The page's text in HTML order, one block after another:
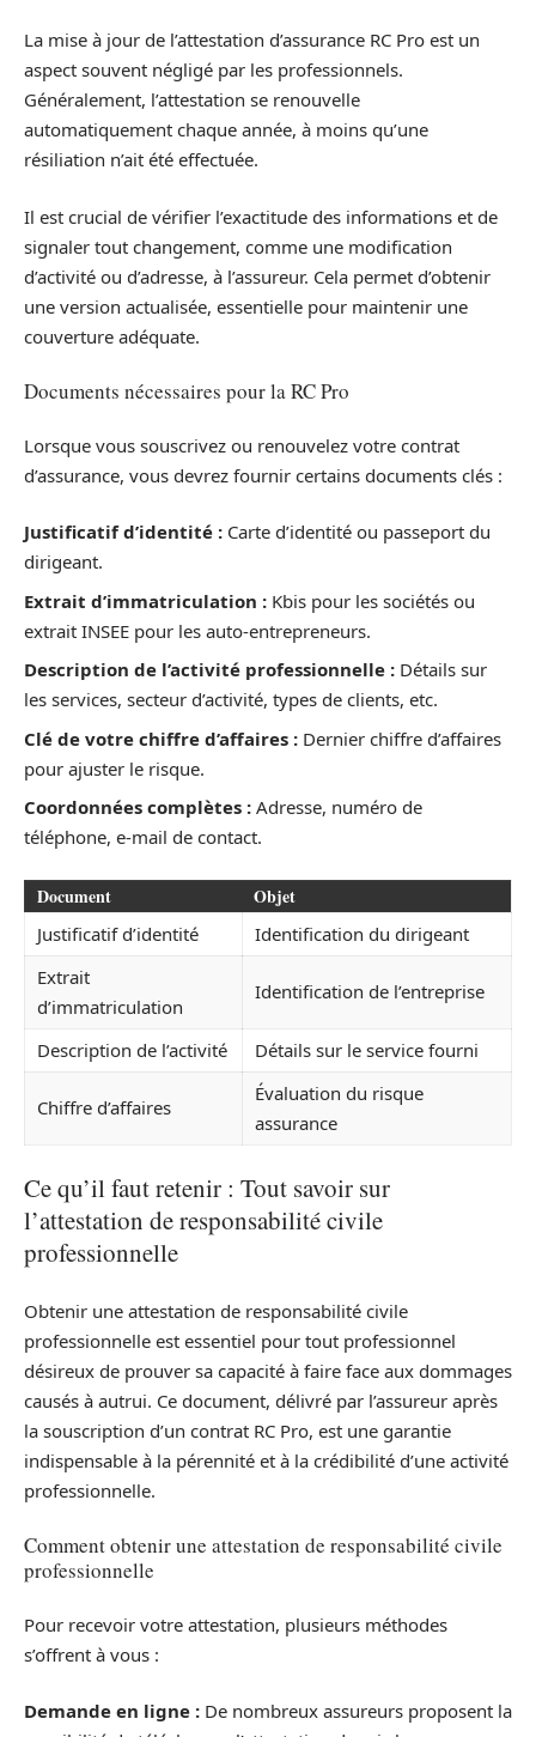
La mise à jour de l’attestation d’assurance RC Pro est un
aspect souvent négligé par les professionnels.
Généralement, l’attestation se renouvelle
automatiquement chaque année, à moins qu’une
résiliation n’ait été effectuée.
Il est crucial de vérifier l’exactitude des informations et de
signaler tout changement, comme une modification
d’activité ou d’adresse, à l’assureur. Cela permet d’obtenir
une version actualisée, essentielle pour maintenir une
couverture adéquate.
Documents nécessaires pour la RC Pro
Lorsque vous souscrivez ou renouvelez votre contrat
d’assurance, vous devrez fournir certains documents clés :
Justificatif d’identité : Carte d’identité ou passeport du
dirigeant.
Extrait d’immatriculation : Kbis pour les sociétés ou
extrait INSEE pour les auto-entrepreneurs.
Description de l’activité professionnelle : Détails sur
les services, secteur d’activité, types de clients, etc.
Clé de votre chiffre d’affaires : Dernier chiffre d’affaires
pour ajuster le risque.
Coordonnées complètes : Adresse, numéro de
téléphone, e-mail de contact.
Document Objet
Justificatif d’identité
Identification du dirigeant
Extrait
d’immatriculation
Identification de l’entreprise
Description de l’activité Détails sur le service fourni
Chiffre d’affaires
Évaluation du risque
assurance
Ce qu’il faut retenir : Tout savoir sur
l’attestation de responsabilité civile
professionnelle
Obtenir une attestation de responsabilité civile
professionnelle est essentiel pour tout professionnel
désireux de prouver sa capacité à faire face aux dommages
causés à autrui. Ce document, délivré par l’assureur après
la souscription d’un contrat RC Pro, est une garantie
indispensable à la pérennité et à la crédibilité d’une activité
professionnelle.
Comment obtenir une attestation de responsabilité civile
professionnelle
Pour recevoir votre attestation, plusieurs méthodes
s’offrent à vous :
Demande en ligne : De nombreux assureurs proposent la